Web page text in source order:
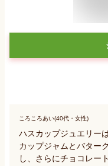
ころころあい(40代・女性)
ハスカップジュエリー
カップジャムとバター
し、さらにチョコレー